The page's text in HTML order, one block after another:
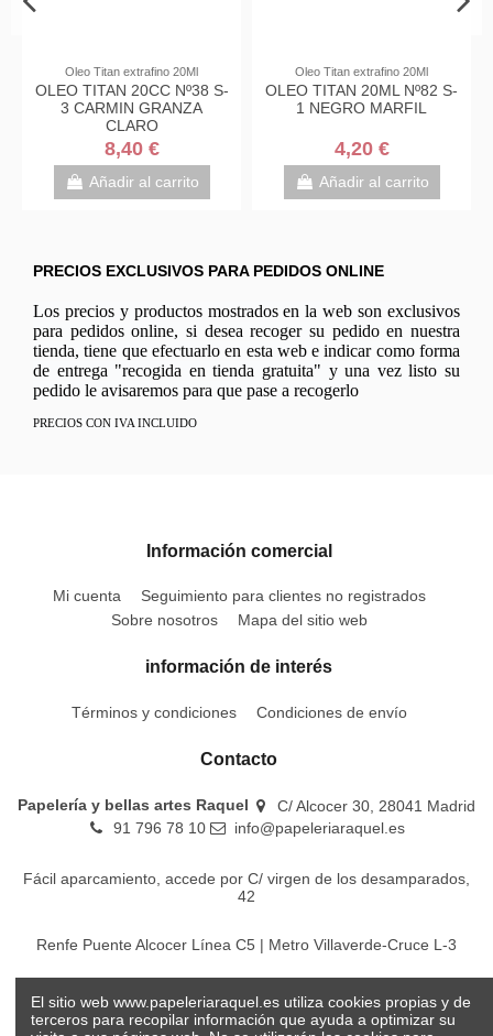
Oleo Titan extrafino 20Ml
OLEO TITAN 20CC Nº38 S-
3 CARMIN GRANZA
CLARO
8,40 €
Añadir al carrito
Oleo Titan extrafino 20Ml
OLEO TITAN 20ML Nº82 S-
1 NEGRO MARFIL
4,20 €
Añadir al carrito
PRECIOS EXCLUSIVOS PARA PEDIDOS ONLINE
Los precios y productos mostrados en la web son exclusivos
para pedidos online, si desea recoger su pedido en nuestra
tienda, tiene que efectuarlo en esta web e indicar como forma
de entrega "recogida en tienda gratuita" y una vez listo su
pedido le avisaremos para que pase a recogerlo
PRECIOS CON IVA INCLUIDO
Información comercial
Mi cuenta
Seguimiento para clientes no registrados
Sobre nosotros
Mapa del sitio web
información de interés
Términos y condiciones Condiciones de envío
Contacto
Papelería y bellas artes Raquel
C/ Alcocer 30, 28041 Madrid
91 796 78 10
info@papeleriaraquel.es
Fácil aparcamiento, accede por C/ virgen de los desamparados,
42
Renfe Puente Alcocer Línea C5 | Metro Villaverde-Cruce L-3
El sitio web www.papeleriaraquel.es utiliza cookies propias y de
terceros para recopilar información que ayuda a optimizar su